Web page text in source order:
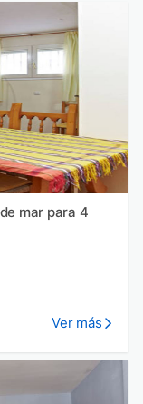
mar para 4
Ver más